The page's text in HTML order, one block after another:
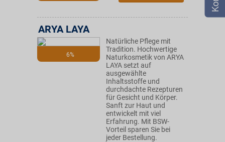
6%
ARYA LAYA
Natürliche Pflege mit
Tradition. Hochwertige
Naturkosmetik von ARYA
LAYA setzt auf
ausgewählte
Inhaltsstoffe und
durchdachte Rezepturen
für Gesicht und Körper.
Sanft zur Haut und
entwickelt mit viel
Erfahrung. Mit BSW-
Vorteil sparen Sie bei
jeder Bestellung.